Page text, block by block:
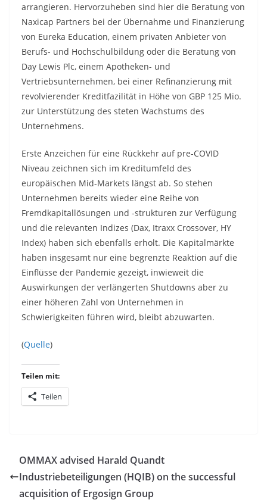
arrangieren. Hervorzuheben sind hier die Beratung von
Naxicap Partners bei der Übernahme und Finanzierung
von Eureka Education, einem privaten Anbieter von
Berufs- und Hochschulbildung oder die Beratung von
Day Lewis Plc, einem Apotheken- und
Vertriebsunternehmen, bei einer Refinanzierung mit
revolvierender Kreditfazilität in Höhe von GBP 125 Mio.
zur Unterstützung des steten Wachstums des
Unternehmens.
Erste Anzeichen für eine Rückkehr auf pre-COVID
Niveau zeichnen sich im Kreditumfeld des
europäischen Mid-Markets längst ab. So stehen
Unternehmen bereits wieder eine Reihe von
Fremdkapitallösungen und -strukturen zur Verfügung
und die relevanten Indizes (Dax, Itraxx Crossover, HY
Index) haben sich ebenfalls erholt. Die Kapitalmärkte
haben insgesamt nur eine begrenzte Reaktion auf die
Einflüsse der Pandemie gezeigt, inwieweit die
Auswirkungen der verlängerten Shutdowns aber zu
einer höheren Zahl von Unternehmen in
Schwierigkeiten führen wird, bleibt abzuwarten.
(Quelle)
Teilen mit:
Teilen
OMMAX advised Harald Quandt
Industriebeteiligungen (HQIB) on the successful
acquisition of Ergosign Group